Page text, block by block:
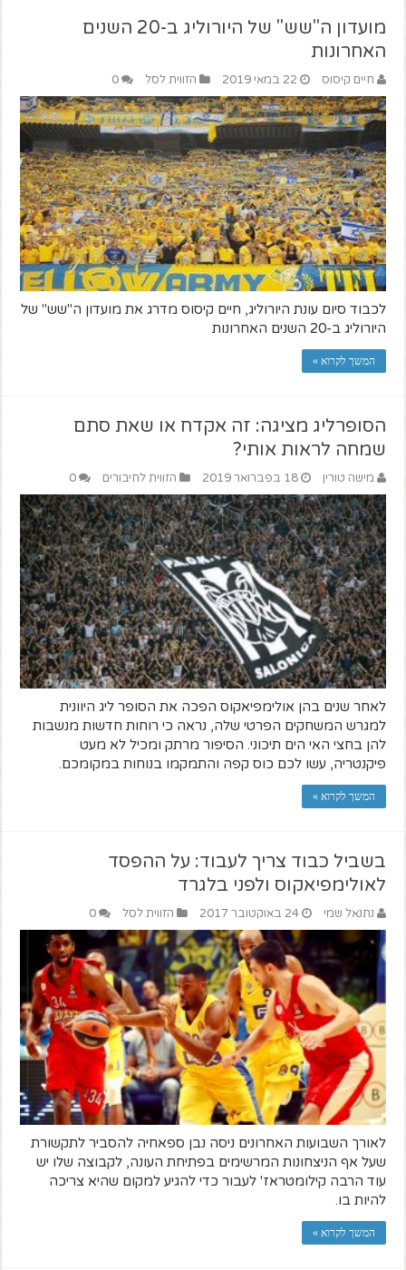
מועדון ה"שש" של היורוליג ב-20 השנים
האחרונות
חיים קיסוס 22 במאי 2019 הזווית לסל 0
לכבוד סיום עונת היורוליג, חיים קיסוס מדרג את מועדון ה"שש" של
היורוליג ב-20 השנים האחרונות
המשך לקרוא »
הסופרליג מציגה: זה אקדח או שאת סתם
שמחה לראות אותי?
מישה טורין 18 בפברואר 2019 הזווית לחיבורים 0
לאחר שנים בהן אולימפיאקוס הפכה את הסופר ליג היוונית
למגרש המשחקים הפרטי שלה, נראה כי רוחות חדשות מנשבות
להן בחצי האי הים תיכוני. הסיפור מרתק ומכיל לא מעט
פיקנטריה, עשו לכם כוס קפה והתמקמו בנוחות במקומכם.
המשך לקרוא »
בשביל כבוד צריך לעבוד: על ההפסד
לאולימפיאקוס ולפני בלגרד
נתנאל שמי 24 באוקטובר 2017 הזווית לסל 0
לאורך השבועות האחרונים ניסה נבן ספאחיה להסביר לתקשורת
שעל אף הניצחונות המרשימים בפתיחת העונה, לקבוצה שלו יש
עוד הרבה קילומטראז' לעבור כדי להגיע למקום שהיא צריכה
להיות בו.
המשך לקרוא »